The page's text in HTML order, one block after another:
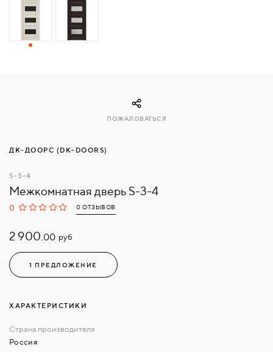
СВЯЗАТЬСЯ
ДК-ДООРС (DK-DOORS)
S-3-4
Межкомнатная дверь S-3-4
0 0 ОТЗЫВОВ
2 900.00 руб
1 ПРЕДЛОЖЕНИЕ
ПОЖАЛОВАТЬСЯ
ХАРАКТЕРИСТИКИ
Россия